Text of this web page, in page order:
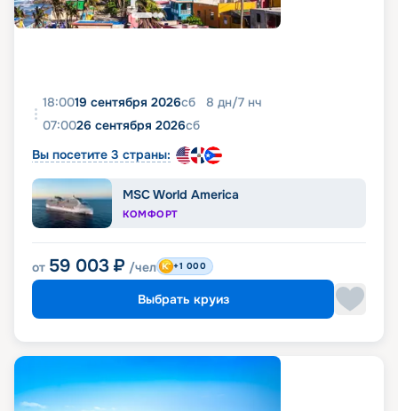
18:0019 сентября 2026сб 8 дн/7 нч
07:0026 сентября 2026сб
Вы посетите 3 страны:
MSC World America
КОМФОРТ
от 59 003 ₽ /чел +1 000
Выбрать круиз